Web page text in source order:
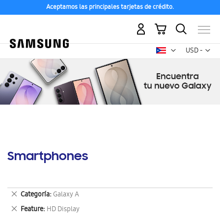
Aceptamos las principales tarjetas de crédito.
USD -
dólar
Mi carrito
Smartphones
Categoría Galaxy A
Eliminar
este
artículo
Feature HD Display
Eliminar